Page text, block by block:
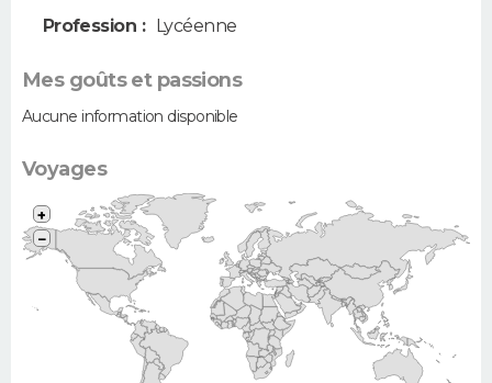
Profession : Lycéenne
Mes goûts et passions
Aucune information disponible
Voyages
+
−